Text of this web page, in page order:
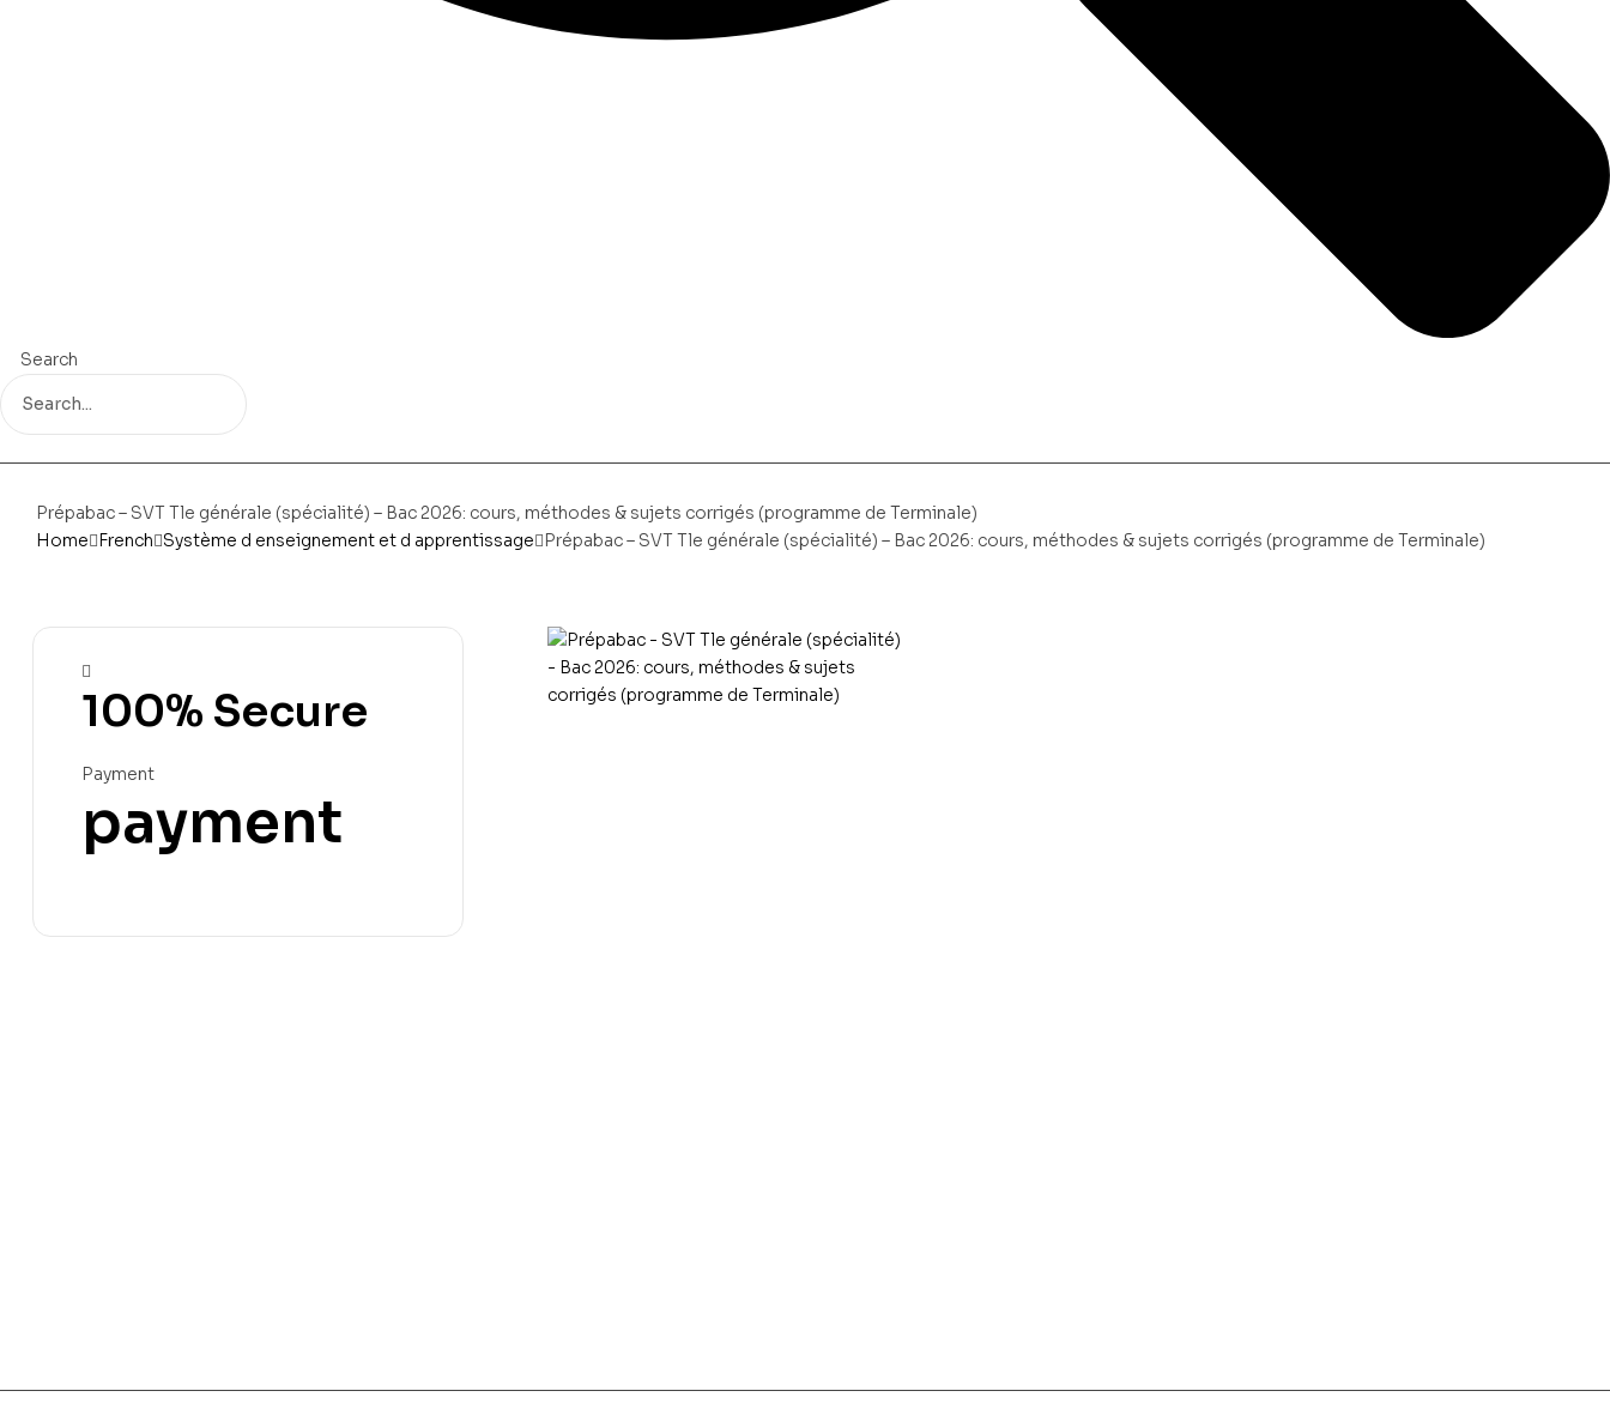
Search
Prépabac – SVT Tle générale (spécialité) – Bac 2026: cours, méthodes & sujets corrigés (programme de Terminale)
Home French Système d enseignement et d apprentissage Prépabac – SVT Tle générale (spécialité) – Bac 2026: cours, méthodes & sujets corrigés (programme de Terminale)
100% Secure
Payment
payment